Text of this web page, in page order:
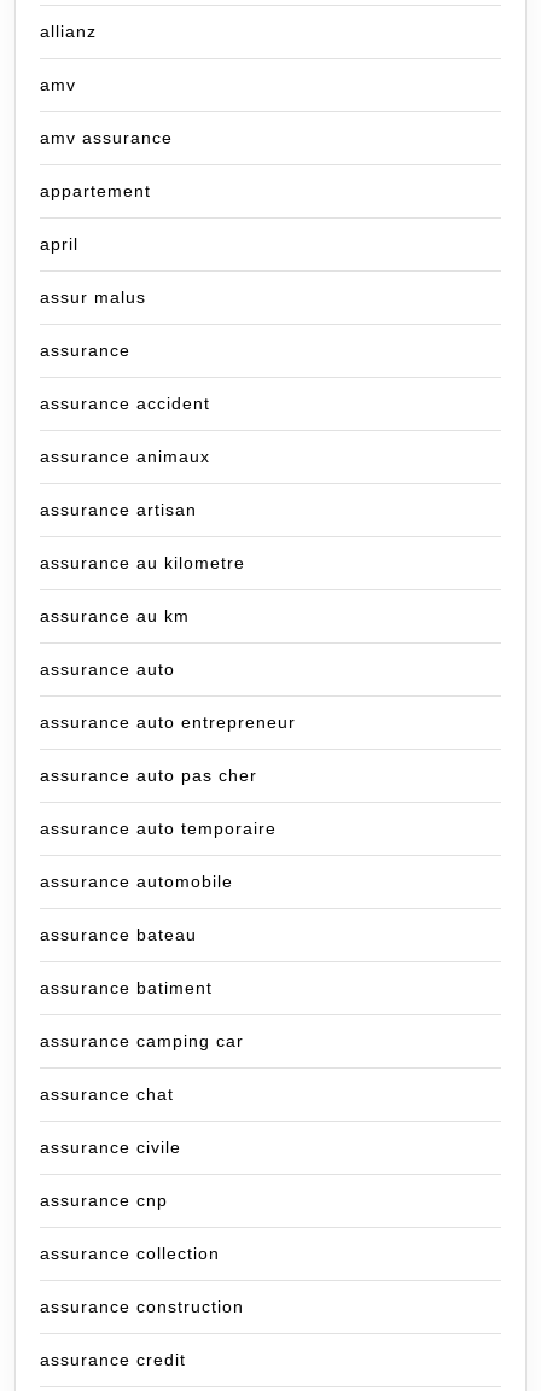
allianz
amv
amv assurance
appartement
april
assur malus
assurance
assurance accident
assurance animaux
assurance artisan
assurance au kilometre
assurance au km
assurance auto
assurance auto entrepreneur
assurance auto pas cher
assurance auto temporaire
assurance automobile
assurance bateau
assurance batiment
assurance camping car
assurance chat
assurance civile
assurance cnp
assurance collection
assurance construction
assurance credit